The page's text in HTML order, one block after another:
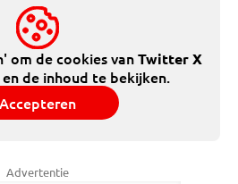
om de cookies vanTwitter X
de inhoud te bekijken.
Accepteren
Advertentie